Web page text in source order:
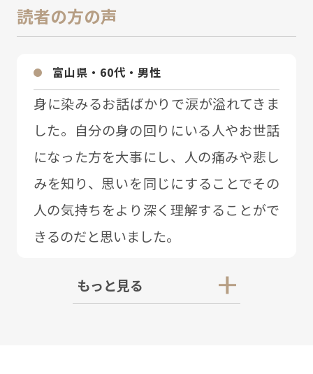
読者の方の声
富⼭県・60代・男性
⾝に染みるお話ばかりで涙が溢れてきま
した。⾃分の⾝の回りにいる⼈やお世話
になった⽅を⼤事にし、⼈の痛みや悲し
みを知り、思いを同じにすることでその
⼈の気持ちをより深く理解することがで
きるのだと思いました。
もっと見る